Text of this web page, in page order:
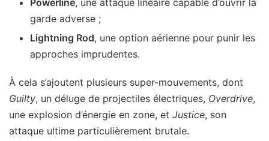
Powerline, une attaque linéaire capable d’ouvrir la
garde adverse ;
Lightning Rod, une option aérienne pour punir les
approches imprudentes.
À cela s’ajoutent plusieurs super-mouvements, dont
Guilty, un déluge de projectiles électriques, Overdrive,
une explosion d’énergie en zone, et Justice, son
attaque ultime particulièrement brutale.